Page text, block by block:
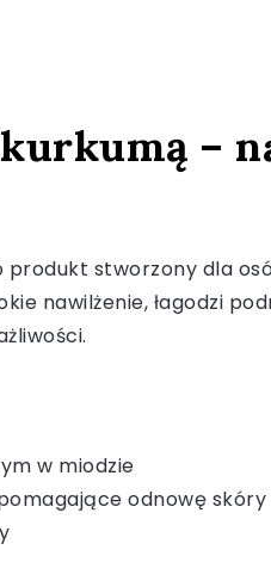
–
stworzony dla
nawilżenie, łagodzi
w miodzie
odnowę skóry